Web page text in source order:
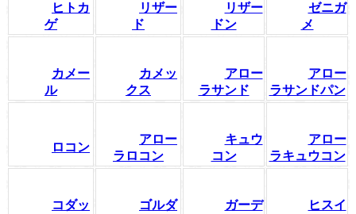
ヒトカ
ゲ
リザー
ド
リザー
ドン
ゼニガ
メ
カメー
ル
カメッ
クス
アロー
ラサンド
アロー
ラサンドパン
ロコン
アロー
ラロコン
キュウ
コン
アロー
ラキュウコン
コダッ
ゴルダ
ガーデ
ヒスイ